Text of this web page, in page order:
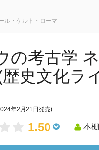
ル・ケルト・ローマ
の考古学
歴史文化ラ
年2月21日発売)
1.50 本